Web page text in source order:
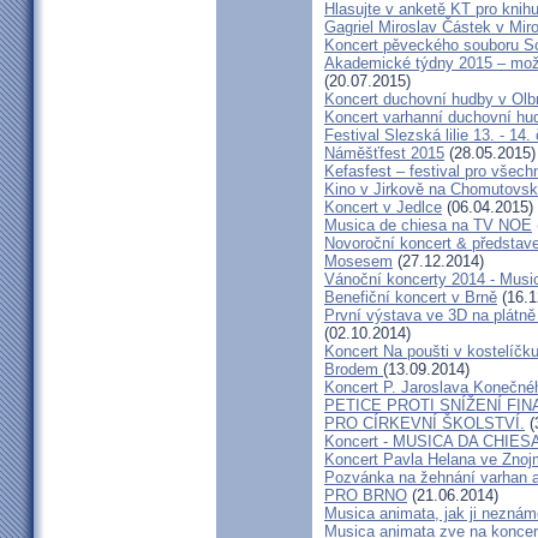
Hlasujte v anketě KT pro
Gagriel Miroslav Částek v
Koncert pěveckého souboru
Akademické týdny 2015 –
(20.07.2015)
Koncert duchovní hudby v
Koncert varhanní duchovní
Festival Slezská lilie 13. - 14.
Náměšťfest 2015 (28.05.2015)
Kefasfest – festival pro
Kino v Jirkově na
Koncert v Jedlce (06.04.2015)
Musica de chiesa na TV NOE
Novoroční koncert &
Mosesem (27.12.2014)
Vánoční koncerty 2014 -
Benefiční koncert v Brně
První výstava ve 3D na
(02.10.2014)
Koncert Na poušti v
Brodem (13.09.2014)
Koncert P. Jaroslava
PETICE PROTI SNÍŽENÍ
PRO CÍRKEVNÍ ŠKOLSTVÍ.
Koncert - MUSICA DA
Koncert Pavla Helana ve
Pozvánka na žehnání varhan
PRO BRNO (21.06.2014)
Musica animata, jak ji
Musica animata zve na